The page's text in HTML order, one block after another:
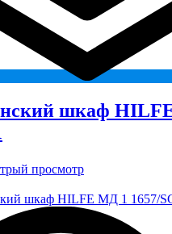
шкаф
просмотр